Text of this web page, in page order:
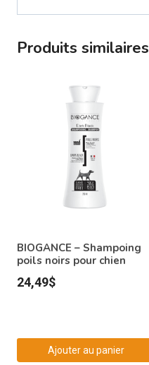
Produits similaires
BIOGANCE – Shampoing
poils noirs pour chien
24,49$
Ajouter au panier